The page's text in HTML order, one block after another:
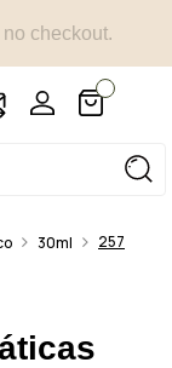
checkout.
30ml 257